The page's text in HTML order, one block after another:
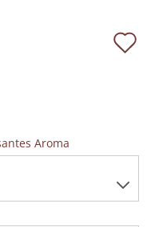
Aroma